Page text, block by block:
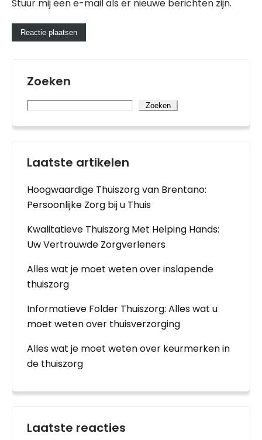
Stuur mij een e-mail als er nieuwe berichten zijn.
Zoeken
Zoeken
Laatste artikelen
Hoogwaardige Thuiszorg van Brentano:
Persoonlijke Zorg bij u Thuis
Kwalitatieve Thuiszorg Met Helping Hands:
Uw Vertrouwde Zorgverleners
Alles wat je moet weten over inslapende
thuiszorg
Informatieve Folder Thuiszorg: Alles wat u
moet weten over thuisverzorging
Alles wat je moet weten over keurmerken in
de thuiszorg
Laatste reacties